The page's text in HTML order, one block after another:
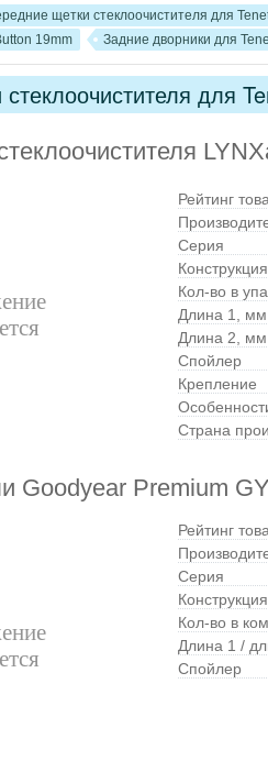
щетки стеклоочистителя для
19mm
Задние дворники для
для
Рейтинг
Серия
Кол-во в
Длина 1, мм
Длина 2, мм
Спойлер
Крепление
Страна
Goodyear Premium
Рейтинг
Серия
Кол-во в
Длина 1 /
Спойлер